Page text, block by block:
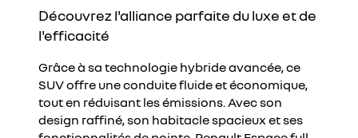
Découvrez l'alliance parfaite du luxe et de
l'efficacité
Grâce à sa technologie hybride avancée, ce
SUV offre une conduite fluide et économique,
tout en réduisant les émissions. Avec son
design raffiné, son habitacle spacieux et ses